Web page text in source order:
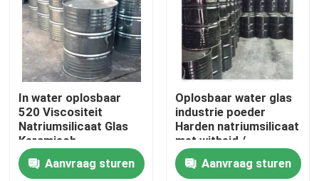
Versterking van slib
Vloeibare bodemstabilisator
Stofschutter
Betonstabilisator
In water oplosbaar
520 Viscositeit
Natriumsilicaat Glas
Keramisch
Metallurgisch
Reinigingsmiddel
Aanvraag sturen
Oplosbaar water glas
industrie poeder
Harden natriumsilicaat
met witheid /
refractie-index
Aanvraag sturen